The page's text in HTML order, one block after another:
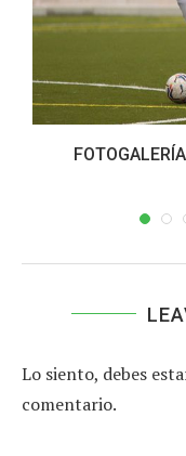
Lo siento, debes
comentario.